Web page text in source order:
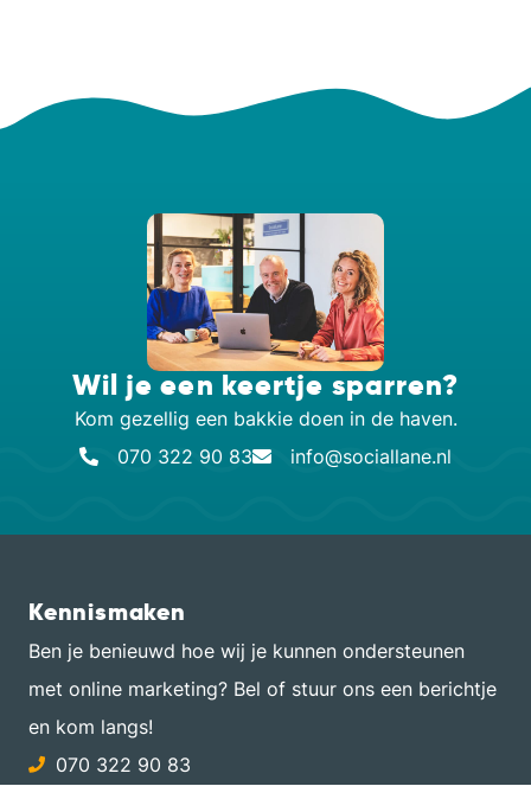
Wil je een keertje sparren?
Kom gezellig een bakkie doen in de haven.
070 322 90 83
info@sociallane.nl
Kennismaken
Ben je benieuwd hoe wij je kunnen ondersteunen
met online marketing? Bel of stuur ons een berichtje
en kom langs!
070 322 90 83